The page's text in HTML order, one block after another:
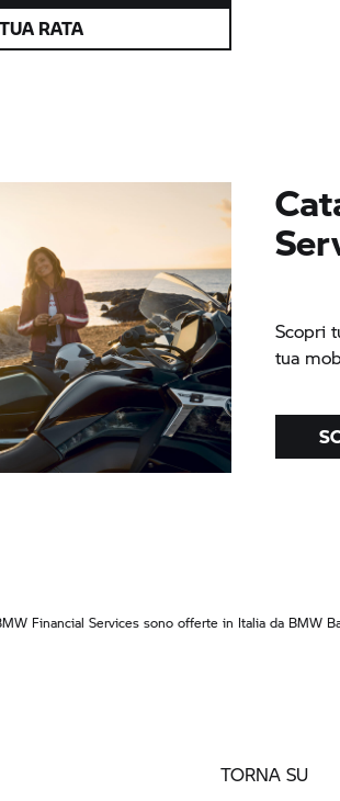
RATA
Scopri
tua
Financial Services sono offerte in Italia da BMW
TORNA SU